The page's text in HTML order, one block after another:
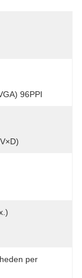
96PPI
per